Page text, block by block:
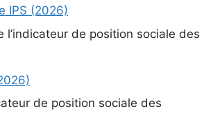
IPS (2026)
l’indicateur de position sociale des
de position sociale des